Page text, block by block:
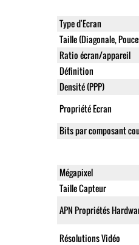
Type d'Ecran
Taille (Diagonale,
Ratio écran/appareil
Définition
Densité (PPP)
Propriété Ecran
Bits par composant
Mégapixel
Taille Capteur
APN Propriétés
Résolutions Vidéo